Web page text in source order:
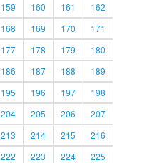
159 160 161
162
168 169 170
171
177 178 179
180
186 187 188
189
195 196 197
198
204 205 206
207
213 214 215
216
222 223 224
225